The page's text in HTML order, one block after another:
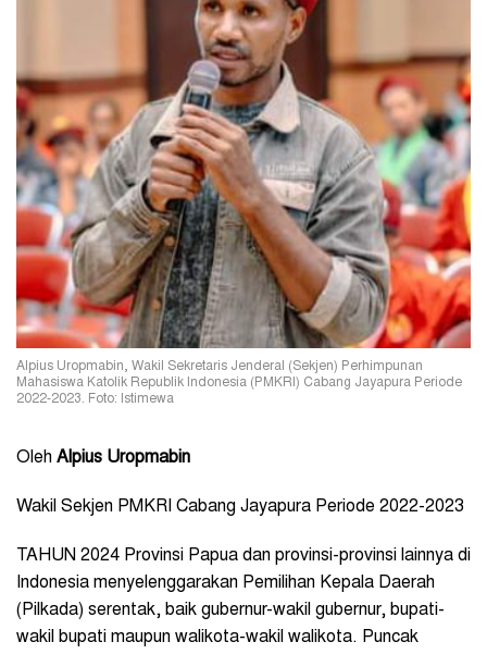
Alpius Uropmabin, Wakil Sekretaris Jenderal (Sekjen) Perhimpunan
Mahasiswa Katolik Republik Indonesia (PMKRI) Cabang Jayapura Periode
2022-2023. Foto: Istimewa
Oleh Alpius Uropmabin
Wakil Sekjen PMKRI Cabang Jayapura Periode 2022-2023
TAHUN 2024 Provinsi Papua dan provinsi-provinsi lainnya di
Indonesia menyelenggarakan Pemilihan Kepala Daerah
(Pilkada) serentak, baik gubernur-wakil gubernur, bupati-
wakil bupati maupun walikota-wakil walikota. Puncak